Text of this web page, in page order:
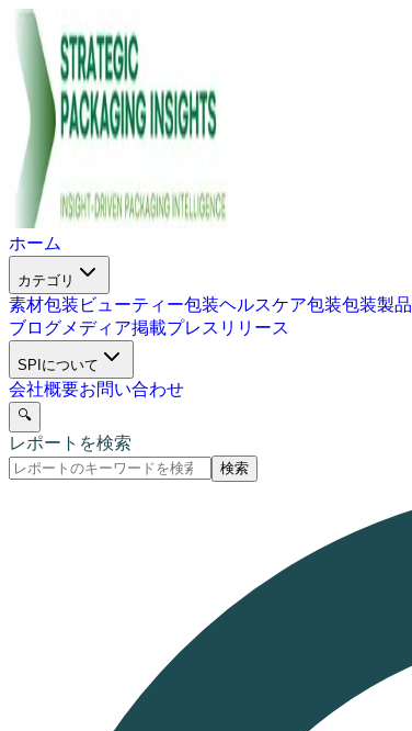
ホーム
カテゴリ
素材包装 ビューティー包装ヘルスケア包装包装製品
ブログメディア掲載プレスリリース
SPIについて
会社概要お問い合わせ
🔍
レポートを検索
検索